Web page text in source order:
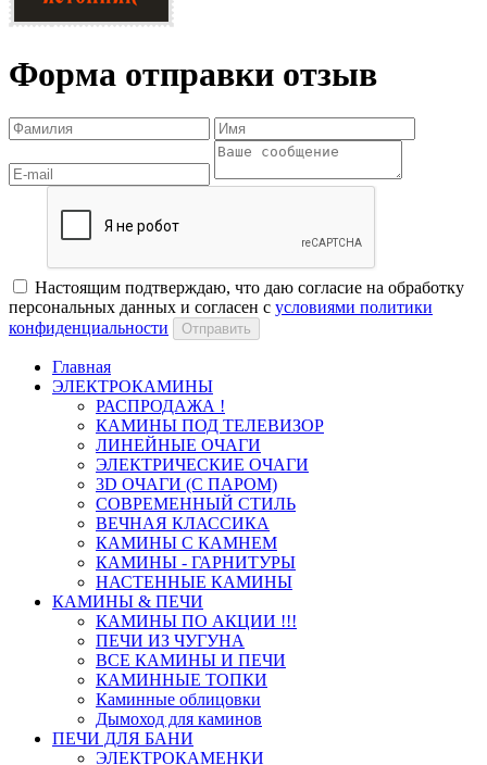
Форма отправки отзыв
Настоящим подтверждаю, что даю согласие на обработку
персональных данных и согласен с условиями политики
конфиденциальности
Отправить
Главная
ЭЛЕКТРОКАМИНЫ
РАСПРОДАЖА !
КАМИНЫ ПОД ТЕЛЕВИЗОР
ЛИНЕЙНЫЕ ОЧАГИ
ЭЛЕКТРИЧЕСКИЕ ОЧАГИ
3D ОЧАГИ (С ПАРОМ)
СОВРЕМЕННЫЙ СТИЛЬ
ВЕЧНАЯ КЛАССИКА
КАМИНЫ С КАМНЕМ
КАМИНЫ - ГАРНИТУРЫ
НАСТЕННЫЕ КАМИНЫ
КАМИНЫ & ПЕЧИ
КАМИНЫ ПО АКЦИИ !!!
ПЕЧИ ИЗ ЧУГУНА
ВСЕ КАМИНЫ И ПЕЧИ
КАМИННЫЕ ТОПКИ
Каминные облицовки
Дымоход для каминов
ПЕЧИ ДЛЯ БАНИ
ЭЛЕКТРОКАМЕНКИ